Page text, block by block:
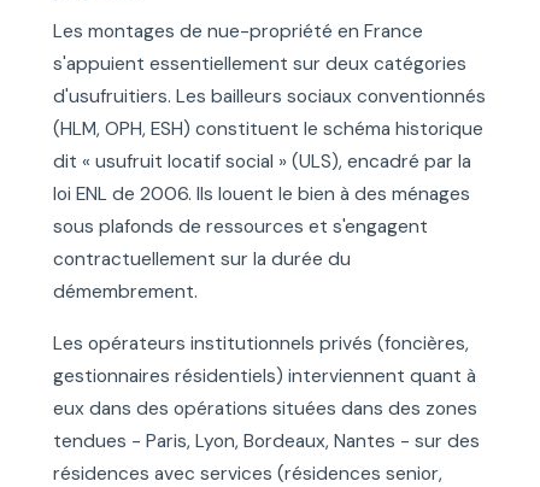
Les montages de nue-propriété en France
s'appuient essentiellement sur deux catégories
d'usufruitiers. Les bailleurs sociaux conventionnés
(HLM, OPH, ESH) constituent le schéma historique
dit « usufruit locatif social » (ULS), encadré par la
loi ENL de 2006. Ils louent le bien à des ménages
sous plafonds de ressources et s'engagent
contractuellement sur la durée du
démembrement.
Les opérateurs institutionnels privés (foncières,
gestionnaires résidentiels) interviennent quant à
eux dans des opérations situées dans des zones
tendues - Paris, Lyon, Bordeaux, Nantes - sur des
résidences avec services (résidences senior,